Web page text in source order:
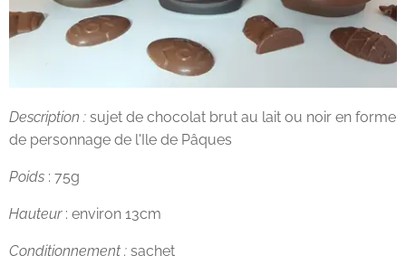
Description : sujet de chocolat brut au lait ou noir en forme
de personnage de l'Ile de Pâques
Poids : 75g
Hauteur : environ 13cm
Conditionnement : sachet